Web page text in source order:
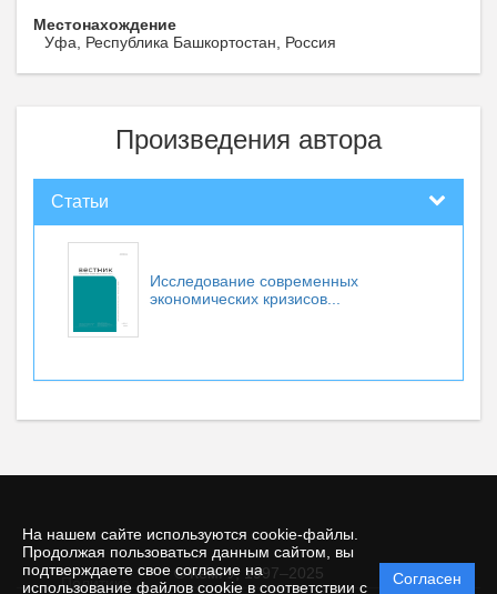
На нашем сайте используются cookie-файлы.
Продолжая пользоваться данным сайтом, вы
подтверждаете свое согласие на
использование файлов cookie в соответствии с
Согласен
Местонахождение
Уфа, Республика Башкортостан, Россия
Произведения автора
Статьи
Исследование современных
экономических кризисов...
© КемГУ, 1997–2025
Политика